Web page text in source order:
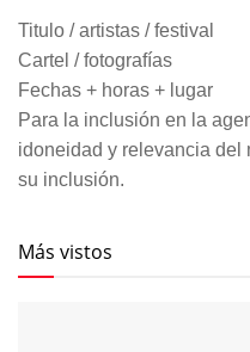
Titulo / artistas / festival
Cartel / fotografías
Fechas + horas + lugar
Para la inclusión en la
idoneidad y relevancia del
su inclusión.
Más vistos